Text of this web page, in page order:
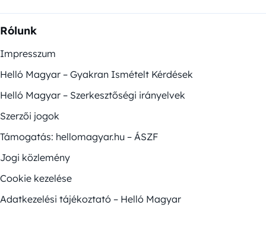
Rólunk
Impresszum
Helló Magyar – Gyakran Ismételt Kérdések
Helló Magyar – Szerkesztőségi irányelvek
Szerzői jogok
Támogatás: hellomagyar.hu – ÁSZF
Jogi közlemény
Cookie kezelése
Adatkezelési tájékoztató – Helló Magyar